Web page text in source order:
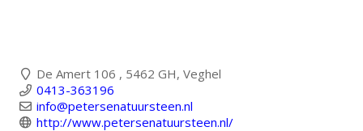
De Amert 106 , 5462 GH, Veghel
0413-363196
info@petersenatuursteen.nl
http://www.petersenatuursteen.nl/